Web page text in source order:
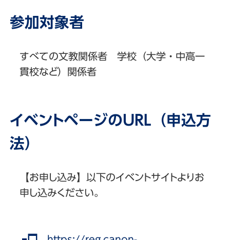
参加対象者
すべての文教関係者 学校（大学・中高一
貫校など）関係者
イベントページのURL（申込方
法）
【お申し込み】以下のイベントサイトよりお
申し込みください。